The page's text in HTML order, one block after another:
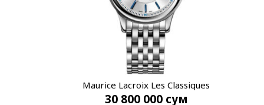
Maurice Lacroix Les Classiques
LC6027-SS002-133-1
30 800 000 сум